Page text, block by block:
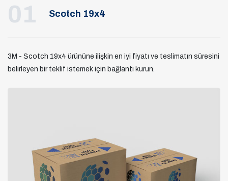
01 Scotch 19x4
3M - Scotch 19x4 ürününe ilişkin en iyi fiyatı ve teslimatın süresini
belirleyen bir teklif istemek için bağlantı kurun.